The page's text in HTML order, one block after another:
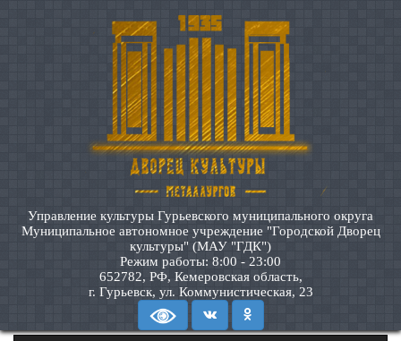
Управление культуры Гурьевского муниципального округа
Муниципальное автономное учреждение "Городской Дворец
культуры" (МАУ "ГДК")
Режим работы: 8:00 - 23:00
652782, РФ, Кемеровская область,
г. Гурьевск, ул. Коммунистическая, 23